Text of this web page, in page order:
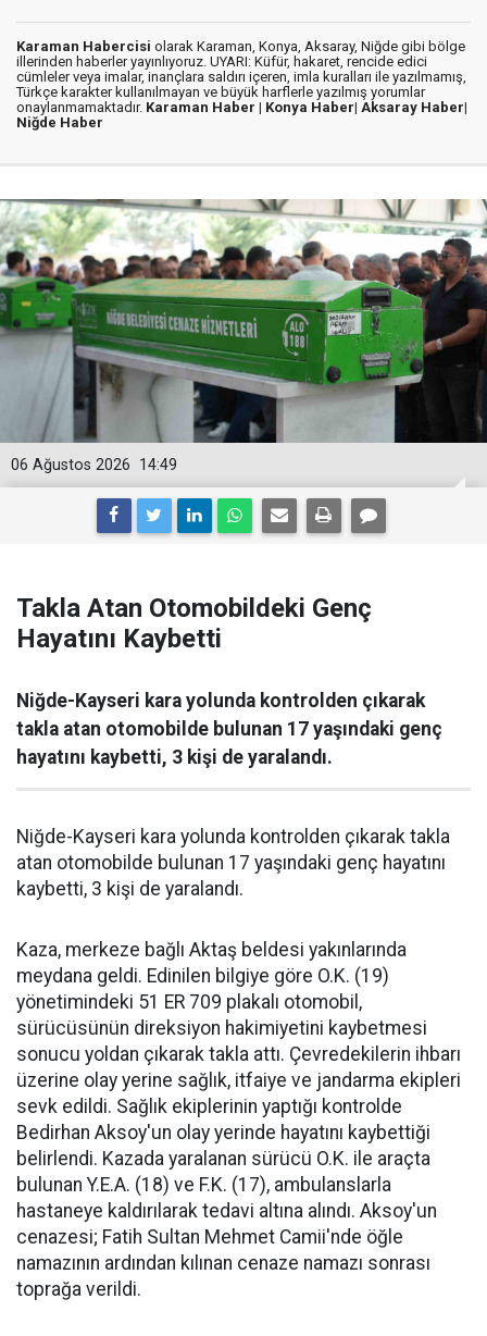
Karaman Habercisi olarak Karaman, Konya, Aksaray, Niğde gibi bölge
illerinden haberler yayınlıyoruz. UYARI: Küfür, hakaret, rencide edici
cümleler veya imalar, inançlara saldırı içeren, imla kuralları ile yazılmamış,
Türkçe karakter kullanılmayan ve büyük harflerle yazılmış yorumlar
onaylanmamaktadır. Karaman Haber | Konya Haber| Aksaray Haber|
Niğde Haber
14:49
06 Ağustos 2026
Takla Atan Otomobildeki Genç
Hayatını Kaybetti
Niğde-Kayseri kara yolunda kontrolden çıkarak
takla atan otomobilde bulunan 17 yaşındaki genç
hayatını kaybetti, 3 kişi de yaralandı.
Niğde-Kayseri kara yolunda kontrolden çıkarak takla
atan otomobilde bulunan 17 yaşındaki genç hayatını
kaybetti, 3 kişi de yaralandı.
Kaza, merkeze bağlı Aktaş beldesi yakınlarında
meydana geldi. Edinilen bilgiye göre O.K. (19)
yönetimindeki 51 ER 709 plakalı otomobil,
sürücüsünün direksiyon hakimiyetini kaybetmesi
sonucu yoldan çıkarak takla attı. Çevredekilerin ihbarı
üzerine olay yerine sağlık, itfaiye ve jandarma ekipleri
sevk edildi. Sağlık ekiplerinin yaptığı kontrolde
Bedirhan Aksoy'un olay yerinde hayatını kaybettiği
belirlendi. Kazada yaralanan sürücü O.K. ile araçta
bulunan Y.E.A. (18) ve F.K. (17), ambulanslarla
hastaneye kaldırılarak tedavi altına alındı. Aksoy'un
cenazesi; Fatih Sultan Mehmet Camii'nde öğle
namazının ardından kılınan cenaze namazı sonrası
toprağa verildi.